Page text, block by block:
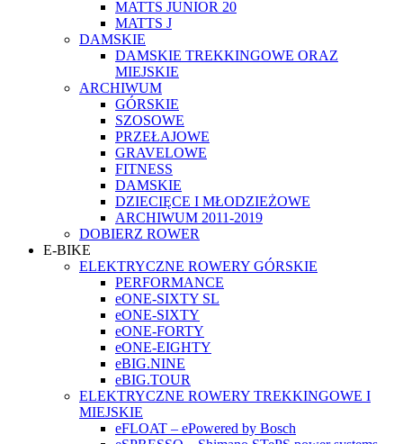
MATTS JUNIOR 20
MATTS J
DAMSKIE
DAMSKIE TREKKINGOWE ORAZ
MIEJSKIE
ARCHIWUM
GÓRSKIE
SZOSOWE
PRZEŁAJOWE
GRAVELOWE
FITNESS
DAMSKIE
DZIECIĘCE I MŁODZIEŻOWE
ARCHIWUM 2011-2019
DOBIERZ ROWER
E-BIKE
ELEKTRYCZNE ROWERY GÓRSKIE
PERFORMANCE
eONE-SIXTY SL
eONE-SIXTY
eONE-FORTY
eONE-EIGHTY
eBIG.NINE
eBIG.TOUR
ELEKTRYCZNE ROWERY TREKKINGOWE I
MIEJSKIE
eFLOAT – ePowered by Bosch